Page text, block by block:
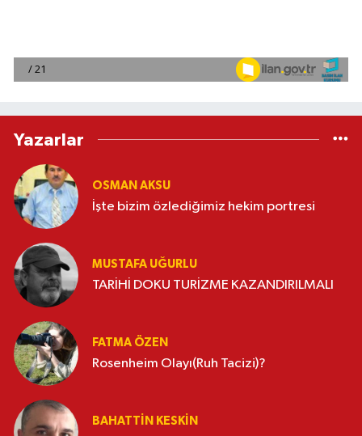
Yazarlar
OSMAN AKSU
İşte bizim özlediğimiz hekim portresi
MUSTAFA UĞURLU
TARİHİ DOKU TURİZME KAZANDIRILMALI
FATMA ÖZEN
Rosenheim Olayı(Ruh Tacizi)?
BAHATTIN KESKİN